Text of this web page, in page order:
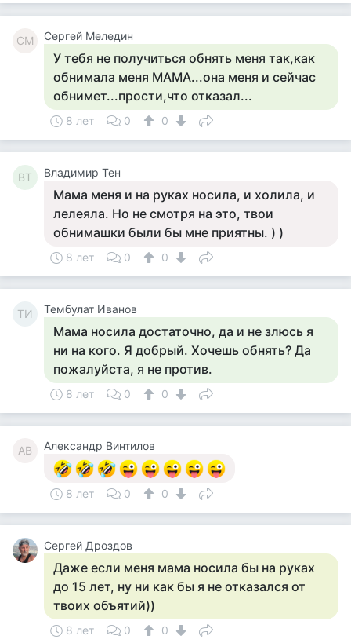
СМ Сергей Меледин
У тебя не получиться обнять меня так,как
обнимала меня МАМА...она меня и сейчас
обнимет...прости,что отказал...
8 лет 0 0
ВТ Владимир Тен
Мама меня и на руках носила, и холила, и
лелеяла. Но не смотря на это, твои
обнимашки были бы мне приятны. ) )
8 лет 0 0
ТИ Тембулат Иванов
Мама носила достаточно, да и не злюсь я
ни на кого. Я добрый. Хочешь обнять? Да
пожалуйста, я не против.
8 лет 0 0
АВ Александр Винтилов
8 лет 0 0
Сергей Дроздов
Даже если меня мама носила бы на руках
до 15 лет, ну ни как бы я не отказался от
твоих объятий))
8 лет 0 0